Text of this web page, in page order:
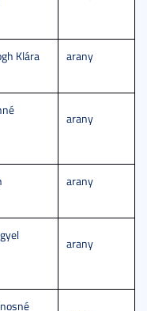
Klára arany
arany
arany
arany